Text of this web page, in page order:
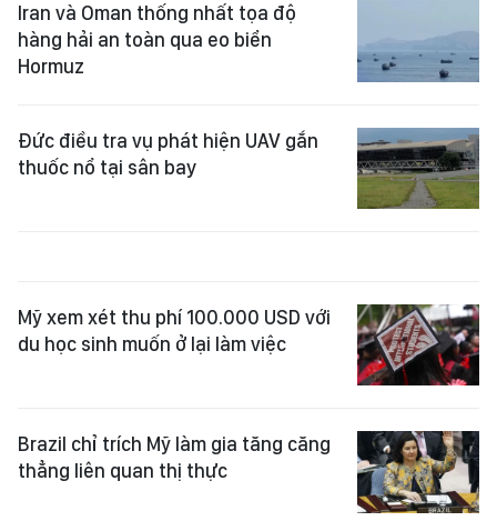
Iran và Oman thống nhất tọa độ
hàng hải an toàn qua eo biển
Hormuz
Đức điều tra vụ phát hiện UAV gắn
thuốc nổ tại sân bay
Mỹ xem xét thu phí 100.000 USD với
du học sinh muốn ở lại làm việc
Brazil chỉ trích Mỹ làm gia tăng căng
thẳng liên quan thị thực